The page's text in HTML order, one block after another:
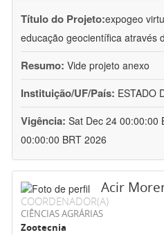
Título do Projeto:expogeo
educação geocientífica através
Resumo: Vide projeto anexo
Instituição/UF/País: ESTADO
Vigência: Sat Dec 24 00:00:00
00:00:00 BRT 2026
Acir
COORDENADOR(A)
CIÊNCIAS AGRÁRIAS
Zootecnia